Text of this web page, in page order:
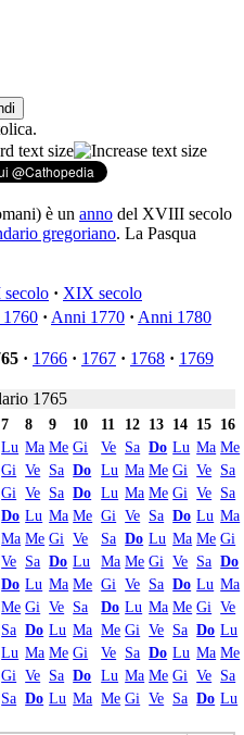
è un anno del XVIII secolo
gregoriano. La Pasqua
· XIX secolo
· Anni 1770 · Anni 1780
· 1766 · 1767 · 1768 · 1769
1765
7 8 9 10 11 12 13 14 15 16
Lu Ma Me Gi Ve Sa Do Lu Ma Me
Gi Ve Sa Do Lu Ma Me Gi Ve Sa
Gi Ve Sa Do Lu Ma Me Gi Ve Sa
Do Lu Ma Me Gi Ve Sa Do Lu Ma
Ma Me Gi Ve Sa Do Lu Ma Me Gi
Ve Sa Do Lu Ma Me Gi Ve Sa Do
Do Lu Ma Me Gi Ve Sa Do Lu Ma
Me Gi Ve Sa Do Lu Ma Me Gi Ve
Sa Do Lu Ma Me Gi Ve Sa Do Lu
Lu Ma Me Gi Ve Sa Do Lu Ma Me
Gi Ve Sa Do Lu Ma Me Gi Ve Sa
Sa Do Lu Ma Me Gi Ve Sa Do Lu